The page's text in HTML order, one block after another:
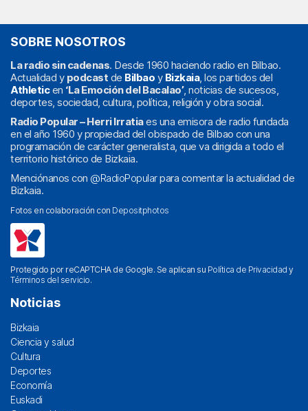
SOBRE NOSOTROS
La radio sin cadenas. Desde 1960 haciendo radio en Bilbao.
Actualidad y podcast de Bilbao y Bizkaia, los partidos del
Athleticen ‘La Emoción del Bacalao’, noticias de sucesos,
deportes, sociedad, cultura, política, religión y obra social.
Radio Popular – Herri Irratiaes una emisora de radio fundada
en el año 1960 y propiedad del obispado de Bilbao con una
programación de carácter generalista, que va dirigida a todo el
territorio histórico de Bizkaia.
Menciónanos con @RadioPopularpara comentar la actualidad de
Bizkaia.
Fotos en colaboración con Depositphotos
Protegido por reCAPTCHA de Google. Se aplican su Política de Privacidad y
Términos del servicio.
Noticias
Bizkaia
Ciencia y salud
Cultura
Deportes
Economía
Euskadi